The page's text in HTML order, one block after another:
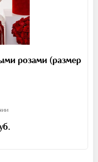
розами (размер